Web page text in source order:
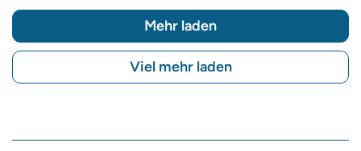
Mehr laden
Viel mehr laden